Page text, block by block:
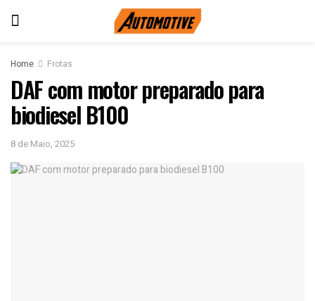
Home Frotas
DAF com motor preparado para
biodiesel B100
8 de Maio, 2025